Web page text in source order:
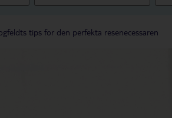
tips for den perfekta resenecessaren